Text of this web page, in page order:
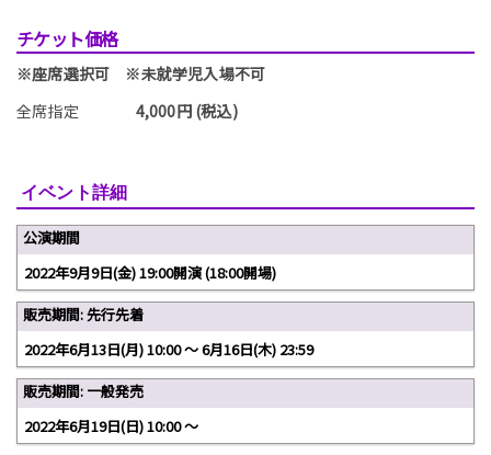
チケット価格
※座席選択可 ※未就学児入場不可
全席指定
4,000円 (税込)
イベント詳細
公演期間
2022年9月9日(金) 19:00開演 (18:00開場)
販売期間: 先行先着
2022年6月13日(月) 10:00 〜 6月16日(木) 23:59
販売期間: 一般発売
2022年6月19日(日) 10:00 〜